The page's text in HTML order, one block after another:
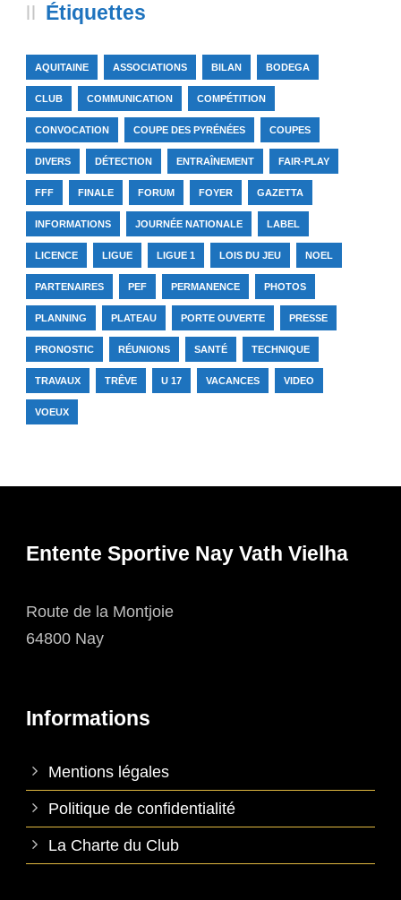
Étiquettes
AQUITAINE ASSOCIATIONS BILAN BODEGA
CLUB COMMUNICATION COMPÉTITION
CONVOCATION COUPE DES PYRÉNÉES COUPES
DIVERS DÉTECTION ENTRAÎNEMENT FAIR-PLAY
FFF FINALE FORUM FOYER GAZETTA
INFORMATIONS JOURNÉE NATIONALE LABEL
LICENCE LIGUE LIGUE 1 LOIS DU JEU NOEL
PARTENAIRES PEF PERMANENCE PHOTOS
PLANNING PLATEAU PORTE OUVERTE PRESSE
PRONOSTIC RÉUNIONS SANTÉ TECHNIQUE
TRAVAUX TRÊVE U 17 VACANCES VIDEO
VOEUX
Entente Sportive Nay Vath Vielha
Route de la Montjoie
64800 Nay
Informations
Mentions légales
Politique de confidentialité
La Charte du Club